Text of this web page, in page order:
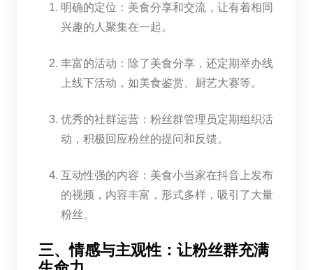
明确的定位：美食分享和交流，让有着相同
兴趣的人聚集在一起。
丰富的活动：除了美食分享，还定期举办线
上线下活动，如美食鉴赏、厨艺大赛等。
优秀的社群运营：粉丝群管理员定期组织活
动，积极回应粉丝的提问和反馈。
互动性强的内容：美食小当家在抖音上发布
的视频，内容丰富，形式多样，吸引了大量
粉丝。
三、情感与主观性：让粉丝群充满